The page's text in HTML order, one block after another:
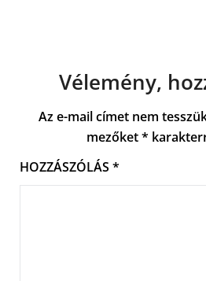
Vélemény,
Az e-mail címet nem
mezőket*
HOZZÁSZÓLÁS *